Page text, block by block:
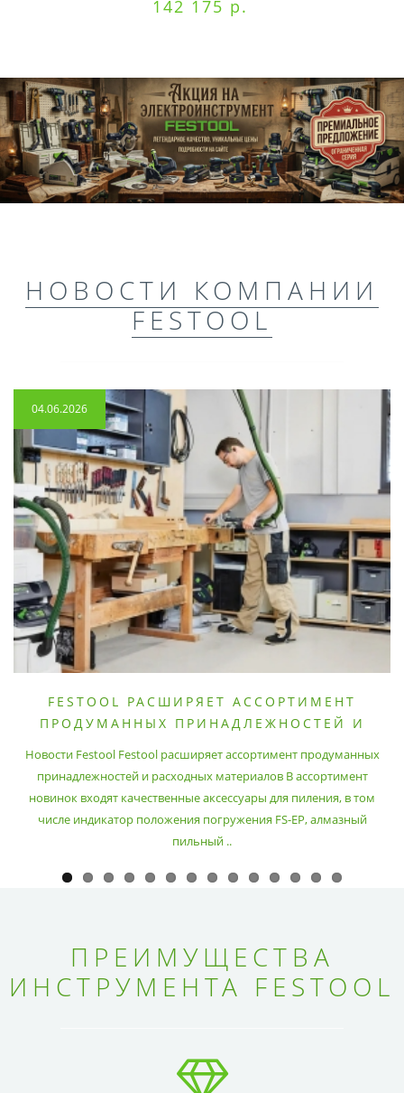
142 175 р.
НОВОСТИ КОМПАНИИ
FESTOOL
04.06.2026
FESTOOL РАСШИРЯЕТ АССОРТИМЕНТ
ПРОДУМАННЫХ ПРИНАДЛЕЖНОСТЕЙ И
Новости Festool Festool расширяет ассортимент продуманных
принадлежностей и расходных материалов В ассортимент
новинок входят качественные аксессуары для пиления, в том
числе индикатор положения погружения FS-EP, алмазный
пильный ..
ПРЕИМУЩЕСТВА
ИНСТРУМЕНТА FESTOOL